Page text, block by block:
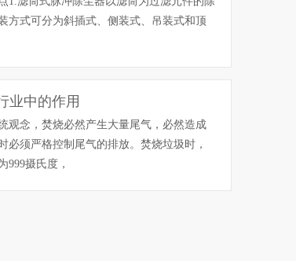
方式可分为斜插式、侧装式、吊装式和顶
业中的作用
观念，焚烧必然产生大量尾气，必然造成
必须严格控制尾气的排放。焚烧垃圾时，
999摄氏度，